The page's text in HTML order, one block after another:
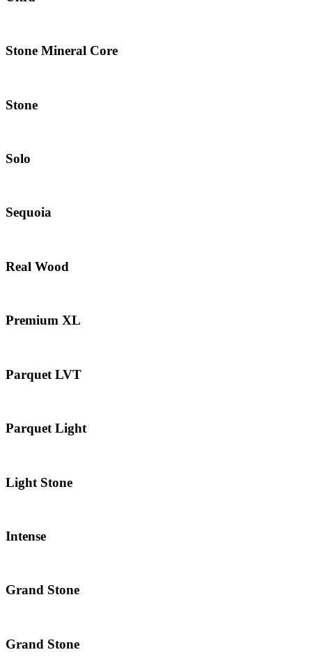
Stone Mineral Core
Stone
Solo
Sequoia
Real Wood
Premium XL
Parquet LVT
Parquet Light
Light Stone
Intense
Grand Stone
Grand Stone